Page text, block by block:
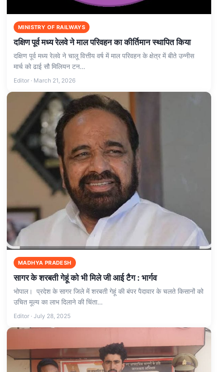
MINISTRY OF RAILWAYS
दक्षिण पूर्व मध्य रेलवे ने माल परिवहन का कीर्तिमान स्थापित किया
दक्षिण पूर्व मध्य रेलवे ने चालू वित्तीय वर्ष में माल परिवहन के क्षेत्र में बीते उन्नीस
मार्च को ढाई सौ मिलियन टन…
Editor · March 21, 2026
MADHYA PRADESH
सागर के शरबती गेहूं को भी मिले जी आई टैग : भार्गव
भोपाल। प्रदेश के सागर जिले में शरबती गेहूं की बंपर पैदावार के चलते किसानों को
उचित मूल्य का लाभ दिलाने की चिंता…
Editor · July 28, 2025